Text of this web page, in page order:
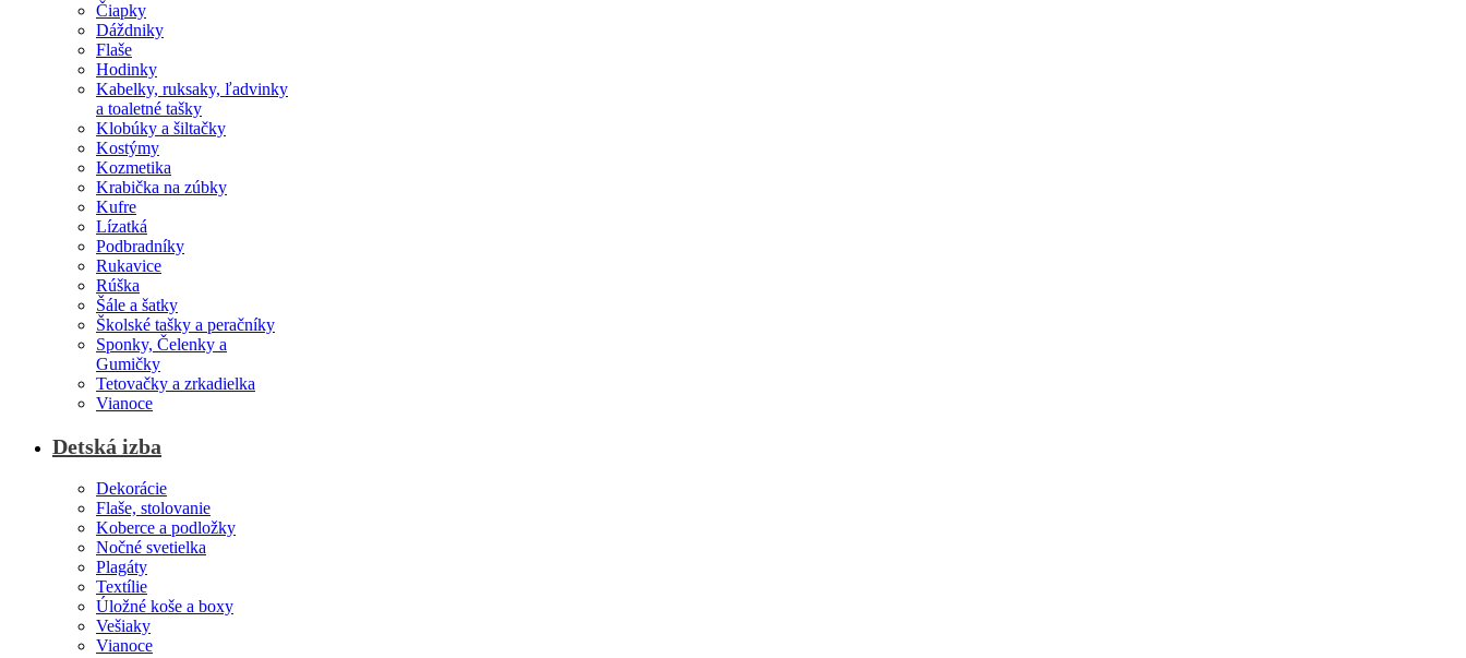
Čiapky
Dáždniky
Flaše
Hodinky
Kabelky, ruksaky, ľadvinky
a toaletné tašky
Klobúky a šiltačky
Kostýmy
Kozmetika
Krabička na zúbky
Kufre
Lízatká
Podbradníky
Rukavice
Rúška
Šále a šatky
Školské tašky a peračníky
Sponky, Čelenky a
Gumičky
Tetovačky a zrkadielka
Vianoce
Detská izba
Dekorácie
Flaše, stolovanie
Koberce a podložky
Nočné svetielka
Plagáty
Textílie
Úložné koše a boxy
Vešiaky
Vianoce